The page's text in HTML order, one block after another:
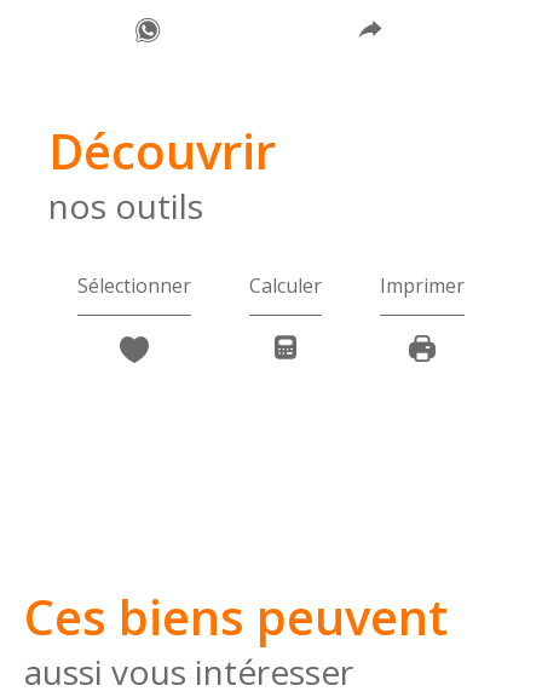
découvrir
nos outils
Sélectionner Calculer Imprimer
Ces biens peuvent
aussi vous intéresser